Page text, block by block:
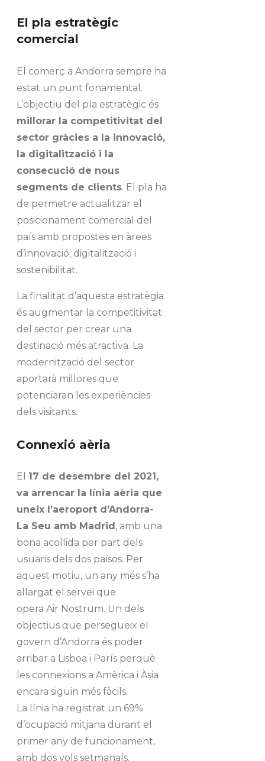
El pla estratègic
comercial
El comerç a Andorra sempre ha
estat un punt fonamental.
L’objectiu del pla estratègic és
millorar la competitivitat del
sector gràcies a la innovació,
la digitalització i la
consecució de nous
segments de clients. El pla ha
de permetre actualitzar el
posicionament comercial del
país amb propostes en àrees
d’innovació, digitalització i
sostenibilitat.
La finalitat d’aquesta estratègia
és augmentar la competitivitat
del sector per crear una
destinació més atractiva. La
modernització del sector
aportarà millores que
potenciaran les experiències
dels visitants.
Connexió aèria
El 17 de desembre del 2021,
va arrencar la línia aèria que
uneix l’aeroport d’Andorra-
La Seu amb Madrid , amb una
bona acollida per part dels
usuaris dels dos països. Per
aquest motiu, un any més s’ha
allargat el servei que
opera Air Nostrum. Un dels
objectius que persegueix el
govern d’Andorra és poder
arribar a Lisboa i París perquè
les connexions a Amèrica i Àsia
encara siguin més fàcils.
La línia ha registrat un 69%
d’ocupació mitjana durant el
primer any de funcionament,
amb dos vols setmanals.